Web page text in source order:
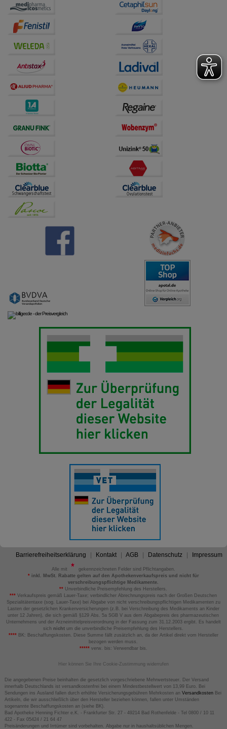
Barrierefreiheitserklärung Kontakt AGB Datenschutz Impressum
Alle mit
gekennzeichneten Felder sind Pflichtangaben.
*inkl. MwSt. Rabatte gelten auf den Apothekenverkaufspreis und nicht für
verschreibungspflichtige Medikamente.
** Unverbindliche Preisempfehlung des Herstellers.
*** Verkaufspreis gemäß Lauer-Taxe; verbindlicher Abrechnungspreis nach der Großen Deutschen
Spezialitätentaxe (sog. Lauer-Taxe) bei Abgabe von nicht verschreibungspflichtigen Medikamenten zu
Lasten der gesetzlichen Krankenversicherungen (z.B. bei Verschreibung des Medikaments an Kinder
unter 12 Jahren), die sich gemäß §129 Abs. 5a SGB V aus dem Abgabepreis des pharmazeutischen
Unternehmens und der Arzneimittelpreisverordnung in der Fassung zum 31.12.2003 ergibt. Es handelt
sich nicht um die unverbindliche Preisempfehlung des Herstellers.
****BK: Beschaffungskosten. Diese Summe fällt zusätzlich an, da der Artikel direkt vom Hersteller
bezogen werden muss.
*****verw. bis: Verwendbar bis.
Hier können Sie Ihre Cookie-Zustimmung widerrufen
Die angegebenen Preise beinhalten die gesetzlich vorgeschriebene Mehrwertsteuer. Der Versand
innerhalb Deutschlands ist versandkostenfrei bei einem Mindestbestellwert von 13,99 Euro. Bei
Sendungen ins Ausland fallen durch erhöhte Versicherungsgebühren Mehrkosten an VersandkostenBei
Artikeln, die wir ausschließlich über den Hersteller beziehen können, fallen unter Umständen
sogenannte Beschaffungskosten an (siehe BK).
Bad Apotheke Henning Fichter e.K. - Frankfurter Str. 27 - 49214 Bad Rothenfelde - Tel 0800 / 10 11
422 - Fax 05424 / 21 64 47
Preisänderungen und Irrtümer sind vorbehalten. Abgabe nur in haushaltsüblichen Mengen.